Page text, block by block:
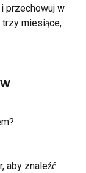
i przechowuj w
trzy miesiące,
aby znaleźć